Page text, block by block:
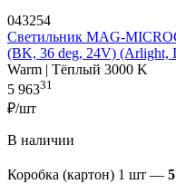
043254
Светильник MAG-
(BK, 36 deg, 24V) (Arlight,
Warm | Тёплый 3000 K
5 96331
₽/шт
В наличии
Коробка (картон) 1 шт —